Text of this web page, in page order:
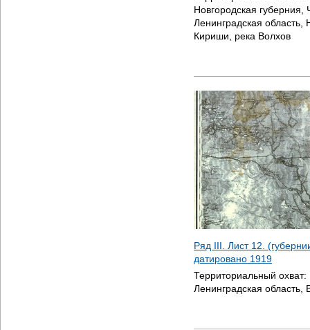
Новгородская губерния,
Ленинградская область,
Кириши, река Волхов
Ряд III. Лист 12.
датировано 1919
Территориальный охват:
Ленинградская область,